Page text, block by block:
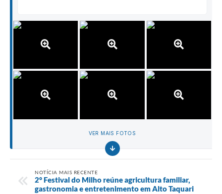
VER MAIS FOTOS
NOTÍCIA MAIS RECENTE
2° Festival do Milho reúne agricultura familiar,
gastronomia e entretenimento em Alto Taquari